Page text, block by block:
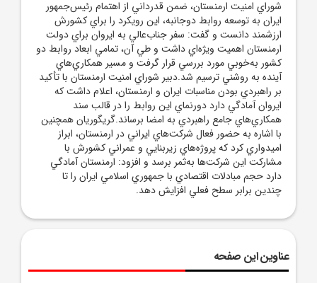
شوراي امنيت ارمنستان، ضمن قدرداني از اهتمام رئيس‌جمهور
ايران به توسعه روابط دوجانبه، اين رويکرد را براي کشورش
ارزشمند دانست و گفت: سفر جناب‌عالي به ايروان براي دولت
ارمنستان اهميت ويژه‌اي داشت و طي آن، تمامي ابعاد روابط دو
کشور به‌خوبي مورد بررسي قرار گرفت و مسير همکاري‌هاي
آينده به روشني ترسيم شد.دبير شوراي امنيت ارمنستان با تأکيد
بر راهبردي بودن مناسبات ايران و ارمنستان، اعلام داشت که
ايروان آمادگي دارد دورنماي اين روابط را در قالب سند
همکاري‌هاي جامع راهبردي به امضا برساند.گريگوريان همچنين
با اشاره به حضور فعال شرکت‌هاي ايراني در ارمنستان، ابراز
اميدواري کرد که پروژه‌هاي زيربنايي و عمراني کشورش با
مشارکت اين شرکت‌ها به‌ثمر برسد و افزود: ارمنستان آمادگي
دارد حجم مبادلات اقتصادي با جمهوري اسلامي ايران را تا
چندين برابر سطح فعلي افزايش دهد.
عناوین این صفحه